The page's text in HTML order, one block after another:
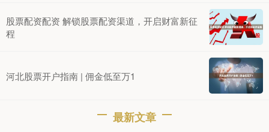
股票配资配资 解锁股票配资渠道，开启财富新征
程
河北股票开户指南 | 佣金低至万1
最新文章